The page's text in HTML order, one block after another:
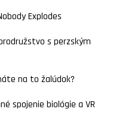
Explodes
s perzským
na to žalúdok?
spojenie biológie a VR